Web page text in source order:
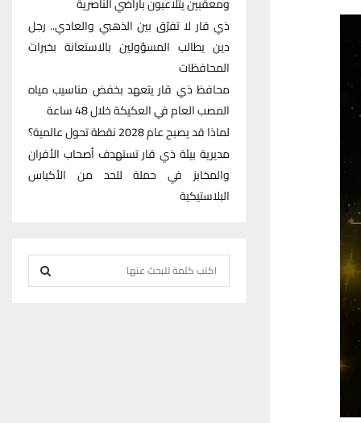
ذي قار لا تفرّق بين الذهبي والعادي.. رجل
دين يطالب المسؤولين بالاستعانة بخبرات
المحافظات
محافظ ذي قار يتعهد بخفض مناسيب مياه
المصب العام في العكيكة خلال 48 ساعة
لماذا قد يصبح عام 2028 نقطة تحول عالمية؟
مديرية بيئة ذي قار تستهدف أصحاب الأفران
والمخابز في حملة للحد من الأكياس
البلاستيكية
e